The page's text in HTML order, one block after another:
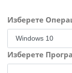
Изберете
Изберете